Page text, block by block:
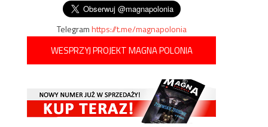
Telegramhttps://t.me/magnapolonia
WESPRZYJ PROJEKT MAGNA POLONIA